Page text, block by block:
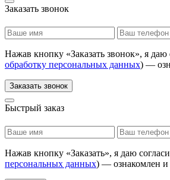
Заказать звонок
Нажав кнопку «Заказать звонок», я
обработку персональных данных) —
Заказать звонок
Быстрый заказ
Нажав кнопку «Заказать», я даю
персональных данных) — ознакомлен и